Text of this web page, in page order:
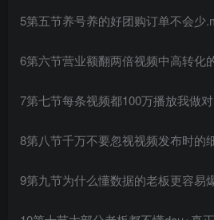
5第五节养号养的好团购订单不会少
6第六节营业额翻两倍视频中高转化
7第七节每条视频都100万播放我做
8第八节千万不要忽视视频发布时的
9第九节为什么懂数据的老板更容易